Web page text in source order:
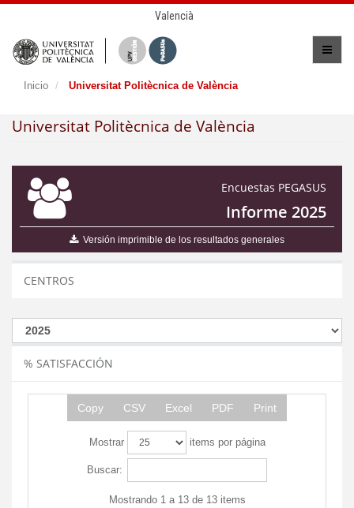
Valencià
Inicio Universitat Politècnica de València
Universitat Politècnica de València
Encuestas PEGASUS
Informe 2025
Versión imprimible de los resultados generales
CENTROS
% SATISFACCIÓN
Copy CSV Excel PDF Print
Mostrar items por página
Buscar:
Mostrando 1 a 13 de 13 items